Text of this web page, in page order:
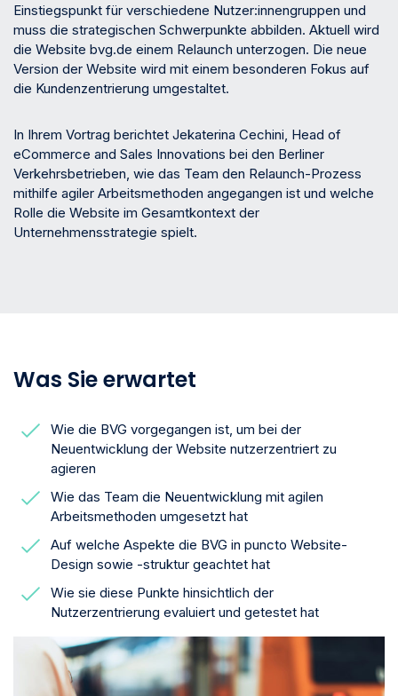
Einstiegspunkt für verschiedene Nutzer:innengruppen und
muss die strategischen Schwerpunkte abbilden. Aktuell wird
die Website bvg.de einem Relaunch unterzogen. Die neue
Version der Website wird mit einem besonderen Fokus auf
die Kundenzentrierung umgestaltet.
In Ihrem Vortrag berichtet Jekaterina Cechini, Head of
eCommerce and Sales Innovations bei den Berliner
Verkehrsbetrieben, wie das Team den Relaunch-Prozess
mithilfe agiler Arbeitsmethoden angegangen ist und welche
Rolle die Website im Gesamtkontext der
Unternehmensstrategie spielt.
Was Sie erwartet
Wie die BVG vorgegangen ist, um bei der
Neuentwicklung der Website nutzerzentriert zu
agieren
Wie das Team die Neuentwicklung mit agilen
Arbeitsmethoden umgesetzt hat
Auf welche Aspekte die BVG in puncto Website-
Design sowie -struktur geachtet hat
Wie sie diese Punkte hinsichtlich der
Nutzerzentrierung evaluiert und getestet hat